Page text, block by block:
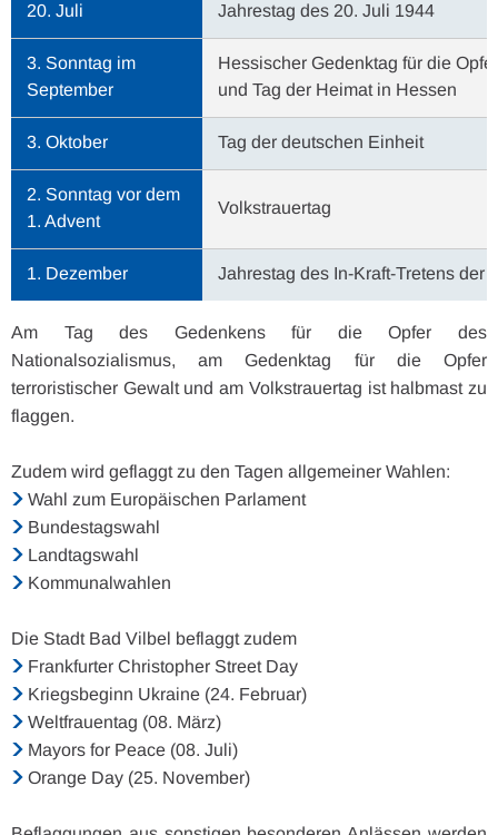
20. Juli Jahrestag des 20. Juli 1944
3. Sonntag im
September
Hessischer Gedenktag für die
und Tag der Heimat in Hessen
3. Oktober Tag der deutschen Einheit
2. Sonntag vor dem
1. Advent
Volkstrauertag
1. Dezember Jahrestag des In-Kraft-Tretens der
Am Tag des Gedenkens für die Opfer des
Nationalsozialismus, am Gedenktag für die Opfer
terroristischer Gewalt und am Volkstrauertag ist halbmast zu
flaggen.
Zudem wird geflaggt zu den Tagen allgemeiner Wahlen:
Wahl zum Europäischen Parlament
Bundestagswahl
Landtagswahl
Kommunalwahlen
Die Stadt Bad Vilbel beflaggt zudem
Frankfurter Christopher Street Day
Kriegsbeginn Ukraine (24. Februar)
Weltfrauentag (08. März)
Mayors for Peace (08. Juli)
Orange Day (25. November)